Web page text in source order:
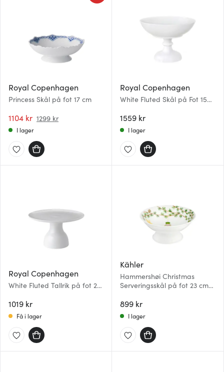
Royal Copenhagen
Princess Skål på fot 17 cm
1104 kr 1299 kr
I lager
Royal Copenhagen
White Fluted Skål på Fot 15
1559 kr
I lager
Royal Copenhagen
White Fluted Tallrik på fot 20
1019 kr
Få i lager
Kähler
Hammershøi Christmas
Serveringsskål på fot 23 cm
899 kr
I lager